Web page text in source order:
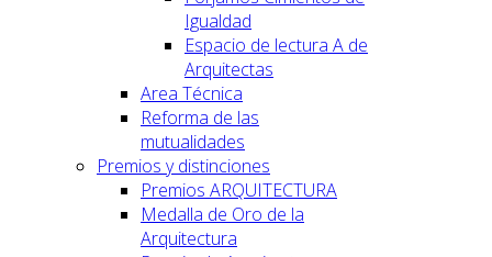
Igualdad
Espacio de lectura A de
Arquitectas
Area Técnica
Reforma de las
mutualidades
Premios y distinciones
Premios ARQUITECTURA
Medalla de Oro de la
Arquitectura